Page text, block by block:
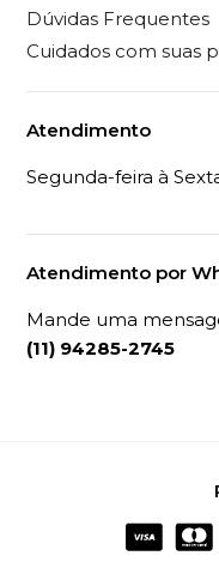
Dúvidas Frequentes
Cuidados com suas
Atendimento
Segunda-feira à
Atendimento por
Mande uma
(11) 94285-2745